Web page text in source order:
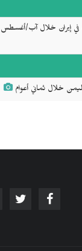
في إيران خلال آب/أغسطس
خلال ثماني أعوام